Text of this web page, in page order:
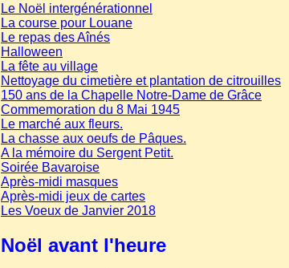
Le Noël intergénérationnel
La course pour Louane
Le repas des Aînés
Halloween
La fête au village
Nettoyage du cimetière et plantation de citrouilles
150 ans de la Chapelle Notre-Dame de Grâce
Commemoration du 8 Mai 1945
Le marché aux fleurs.
La chasse aux oeufs de Pâques.
A la mémoire du Sergent Petit.
Soirée Bavaroise
Après-midi masques
Après-midi jeux de cartes
Les Voeux de Janvier 2018
Noël avant l'heure